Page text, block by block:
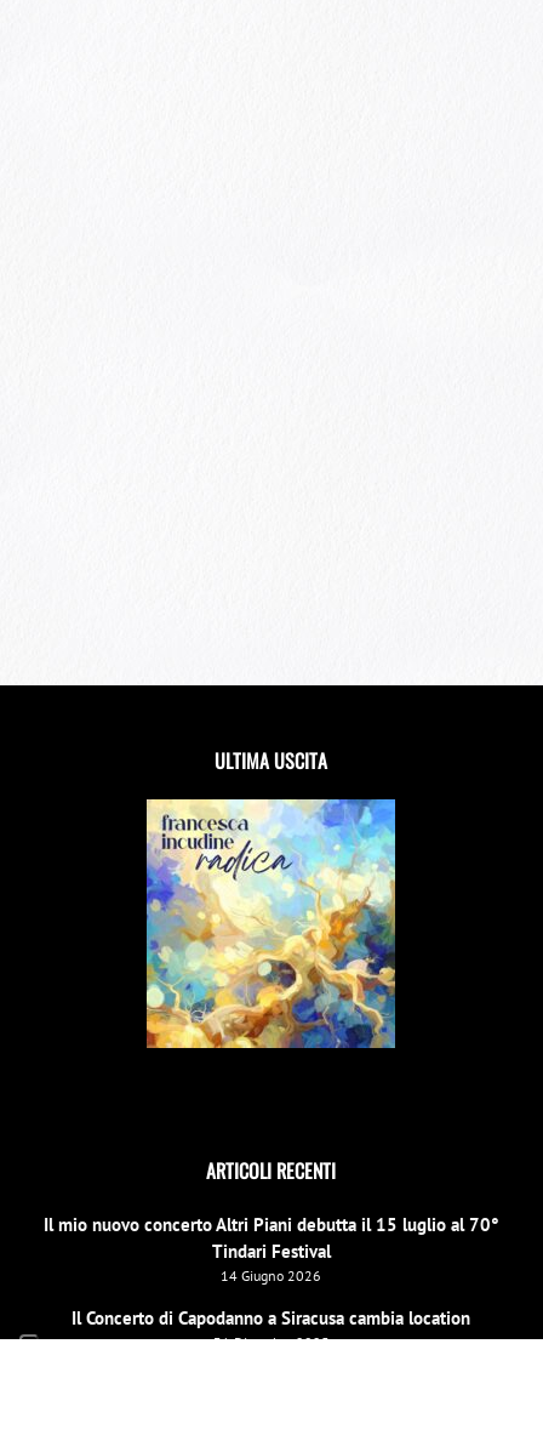
ULTIMA USCITA
ARTICOLI RECENTI
Il mio nuovo concerto Altri Piani debutta il 15 luglio al 70°
Tindari Festival
14 Giugno 2026
Il Concerto di Capodanno a Siracusa cambia location
31 Dicembre 2025